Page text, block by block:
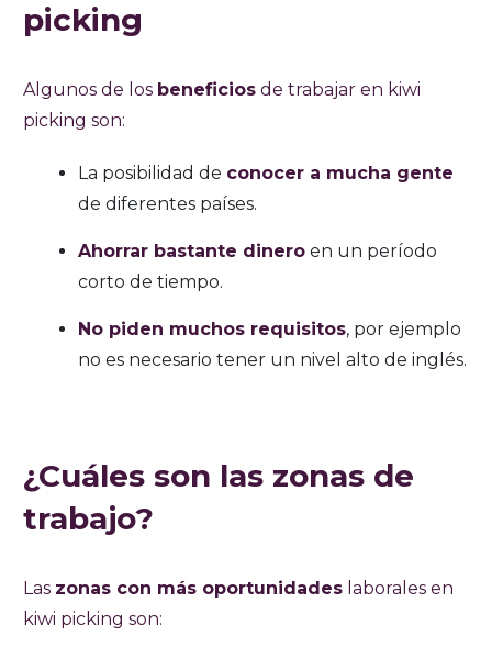
picking
Algunos de los beneficios de trabajar en kiwi
picking son:
La posibilidad de conocer a mucha gente
de diferentes países.
Ahorrar bastante dinero en un período
corto de tiempo.
No piden muchos requisitos, por ejemplo
no es necesario tener un nivel alto de inglés.
¿Cuáles son las zonas de
trabajo?
Las zonas con más oportunidades laborales en
kiwi picking son: